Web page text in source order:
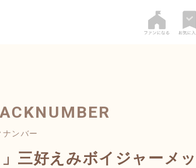
ナンバー
三好えみボイジャーメッ